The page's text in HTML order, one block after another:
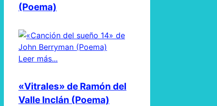
(Poema)
Leer más...
«Vitrales» de Ramón del
Valle Inclán (Poema)